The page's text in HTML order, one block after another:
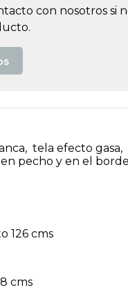
con nosotros si
tela efecto gasa,
pecho y en el
126 cms
cms